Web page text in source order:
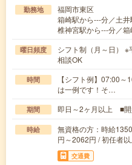
勤務地
福岡市東区
箱崎駅から---分／土
椎神宮駅から---分／
曜日頻度
シフト制（月～日）
相談OK
時間
【シフト例】07:00
は一例です！そ…
期間 即日～2ヶ月以上 ■開
時給
無資格の方：時給
円～2062円 / 初任者
交通費